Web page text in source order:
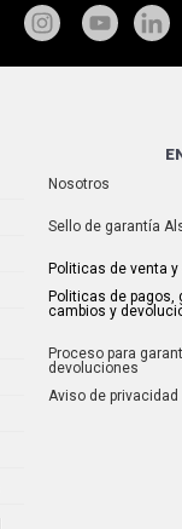
Nosotros
Sello de garantía
Politicas de venta y
Politicas de pagos,
cambios y
Proceso para
devoluciones
Aviso de privacidad